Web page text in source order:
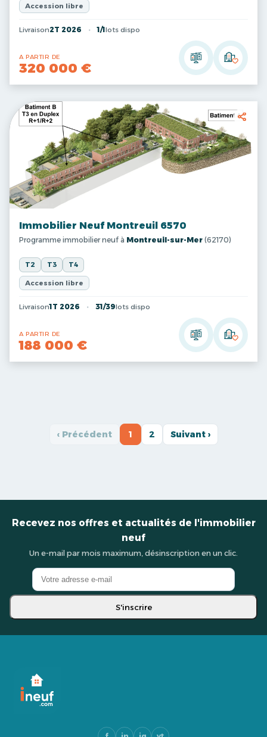
Accession libre
Livraison2T 2026 1/1 lots dispo
A PARTIR DE
320 000 €
Immobilier Neuf Montreuil 6570
Programme immobilier neuf à Montreuil-sur-Mer (62170)
T2 T3 T4
Accession libre
Livraison1T 2026 31/39lots dispo
A PARTIR DE
188 000 €
‹ Précédent 1 2 Suivant ›
Recevez nos offres et actualités de l'immobilier
neuf
Un e-mail par mois maximum, désinscription en un clic.
S'inscrire